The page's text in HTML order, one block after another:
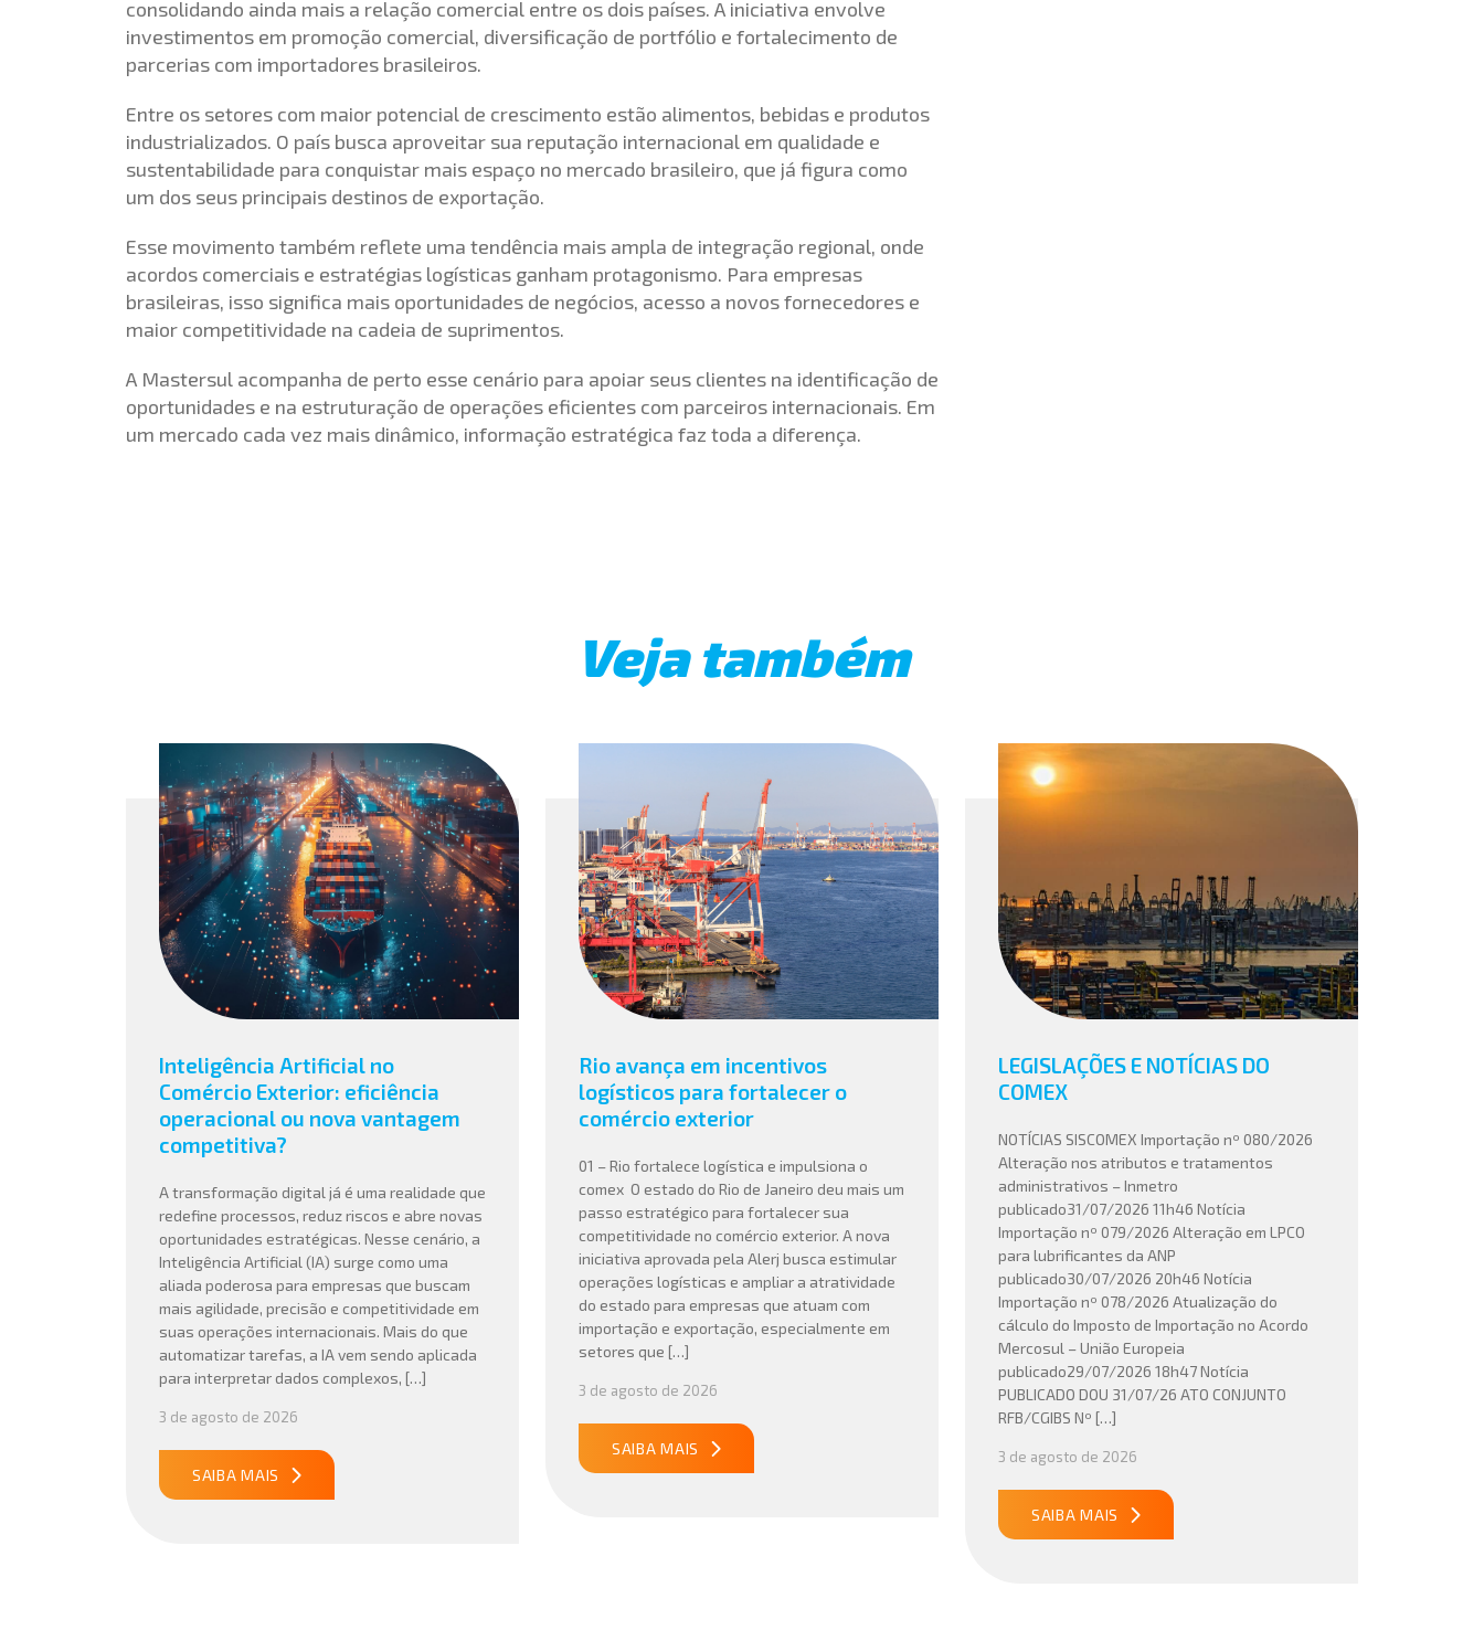
consolidando ainda mais a relação comercial entre os dois países. A iniciativa envolve
investimentos em promoção comercial, diversificação de portfólio e fortalecimento de
parcerias com importadores brasileiros.
Entre os setores com maior potencial de crescimento estão alimentos, bebidas e produtos
industrializados. O país busca aproveitar sua reputação internacional em qualidade e
sustentabilidade para conquistar mais espaço no mercado brasileiro, que já figura como
um dos seus principais destinos de exportação.
Esse movimento também reflete uma tendência mais ampla de integração regional, onde
acordos comerciais e estratégias logísticas ganham protagonismo. Para empresas
brasileiras, isso significa mais oportunidades de negócios, acesso a novos fornecedores e
maior competitividade na cadeia de suprimentos.
A Mastersul acompanha de perto esse cenário para apoiar seus clientes na identificação de
oportunidades e na estruturação de operações eficientes com parceiros internacionais. Em
um mercado cada vez mais dinâmico, informação estratégica faz toda a diferença.
Veja também
Inteligência Artificial no
Comércio Exterior: eficiência
operacional ou nova vantagem
competitiva?
A transformação digital já é uma realidade que
redefine processos, reduz riscos e abre novas
oportunidades estratégicas. Nesse cenário, a
Inteligência Artificial (IA) surge como uma
aliada poderosa para empresas que buscam
mais agilidade, precisão e competitividade em
suas operações internacionais. Mais do que
automatizar tarefas, a IA vem sendo aplicada
para interpretar dados complexos, […]
3 de agosto de 2026
SAIBA MAIS
Rio avança em incentivos
logísticos para fortalecer o
comércio exterior
01 – Rio fortalece logística e impulsiona o
comex O estado do Rio de Janeiro deu mais um
passo estratégico para fortalecer sua
competitividade no comércio exterior. A nova
iniciativa aprovada pela Alerj busca estimular
operações logísticas e ampliar a atratividade
do estado para empresas que atuam com
importação e exportação, especialmente em
setores que […]
3 de agosto de 2026
SAIBA MAIS
LEGISLAÇÕES E NOTÍCIAS DO
COMEX
NOTÍCIAS SISCOMEX Importação nº 080/2026
Alteração nos atributos e tratamentos
administrativos – Inmetro
publicado31/07/2026 11h46 Notícia
Importação nº 079/2026 Alteração em LPCO
para lubrificantes da ANP
publicado30/07/2026 20h46 Notícia
Importação nº 078/2026 Atualização do
cálculo do Imposto de Importação no Acordo
Mercosul – União Europeia
publicado29/07/2026 18h47 Notícia
PUBLICADO DOU 31/07/26 ATO CONJUNTO
RFB/CGIBS Nº […]
3 de agosto de 2026
SAIBA MAIS